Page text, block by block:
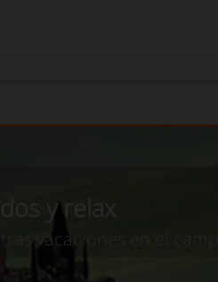
y relax
vacaciones en el campo